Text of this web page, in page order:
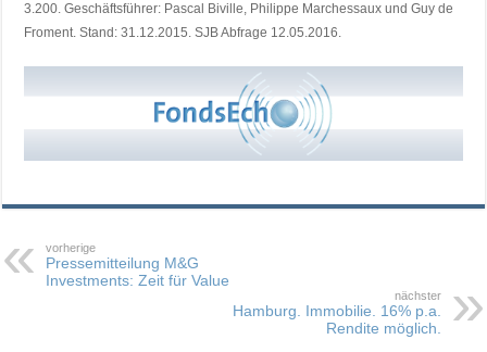
3.200. Geschäftsführer: Pascal Biville, Philippe Marchessaux und Guy de
Froment. Stand: 31.12.2015. SJB Abfrage 12.05.2016.
vorherige
Pressemitteilung M&G
Investments: Zeit für Value
nächster
Hamburg. Immobilie. 16% p.a.
Rendite möglich.